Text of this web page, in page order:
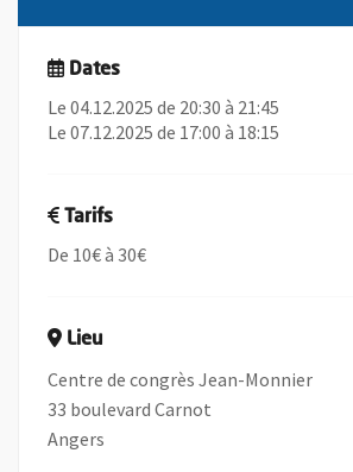
Dates
Le 04.12.2025 de 20:30 à 21:45
Le 07.12.2025 de 17:00 à 18:15
Tarifs
De 10€ à 30€
Lieu
Centre de congrès Jean-Monnier
33 boulevard Carnot
Angers